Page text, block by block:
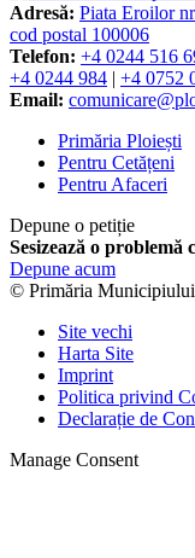
Adresă: Piata Eroilor
cod postal 100006
Telefon: +4 0244 516
+4 0244 984 | +4 0752
Email:
Primăria Ploiești
Pentru Cetățeni
Pentru Afaceri
Depune o petiție
Sesizează o
Depune acum
© Primăria
Site vechi
Harta Site
Imprint
Politica privind
Declarație de
Manage Consent